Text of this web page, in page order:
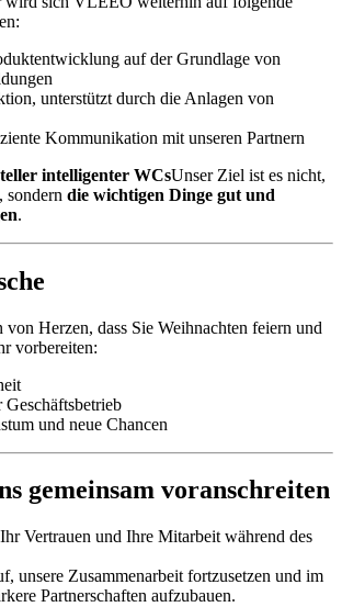
auf der Grundlage von
unterstützt durch die Anlagen von
Kommunikation mit unseren Partnern
intelligenter WCsUnser Ziel ist es nicht,
sondern die wichtigen Dinge gut und
.
Herzen, dass Sie Weihnachten feiern und
vorbereiten:
Geschäftsbetrieb
und neue Chancen
gemeinsam voranschreiten
Vertrauen und Ihre Mitarbeit während des
unsere Zusammenarbeit fortzusetzen und im
Partnerschaften aufzubauen.